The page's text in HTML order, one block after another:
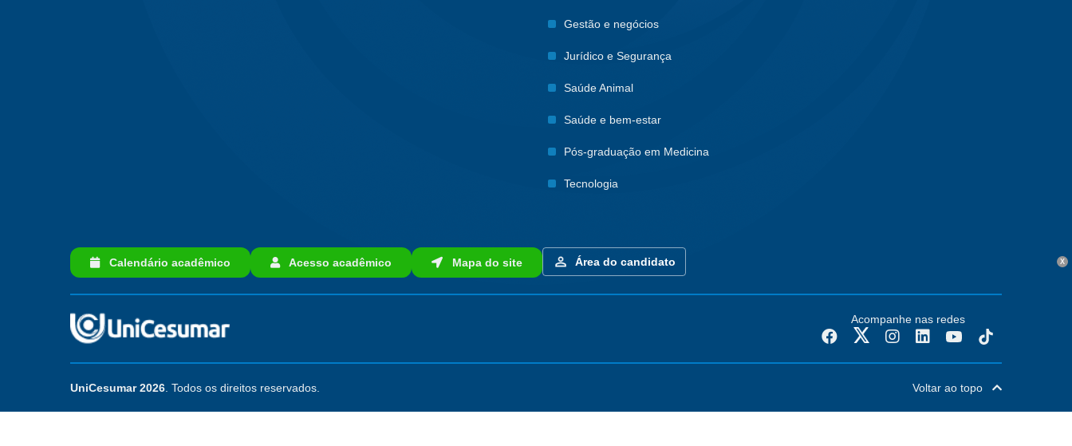
Gestão e negócios
Jurídico e Segurança
Saúde Animal
Saúde e bem-estar
Pós-graduação em Medicina
Tecnologia
Calendário acadêmico Acesso acadêmico Mapa do site Área do candidato
Acompanhe nas redes
UniCesumar 2026 . Todos os direitos reservados. Voltar ao topo
X